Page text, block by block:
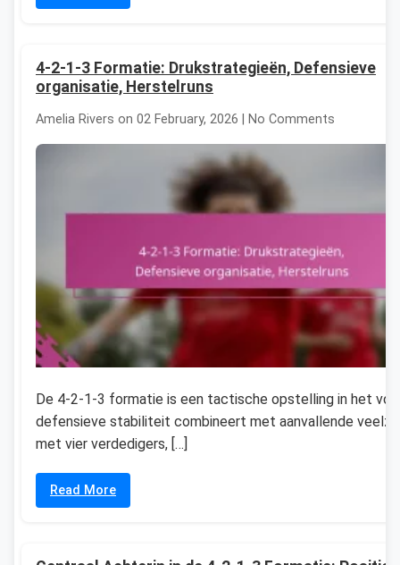
4-2-1-3 Formatie: Drukstrategieën, Defensieve
organisatie, Herstelruns
Amelia Rivers on 02 February, 2026 | No Comments
De 4-2-1-3 formatie is een tactische opstelling in het
defensieve stabiliteit combineert met aanvallende
met vier verdedigers, […]
Read More